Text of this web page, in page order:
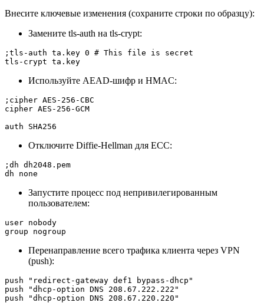
Внесите ключевые изменения (сохраните строки по образцу):
Замените tls-auth на tls-crypt:
;tls-auth ta.key 0 # This file is secret
tls-crypt ta.key
Используйте AEAD-шифр и HMAC:
;cipher AES-256-CBC
cipher AES-256-GCM
auth SHA256
Отключите Diffie-Hellman для ECC:
;dh dh2048.pem
dh none
Запустите процесс под непривилегированным
пользователем:
user nobody
group nogroup
Перенаправление всего трафика клиента через VPN
(push):
push "redirect-gateway def1 bypass-dhcp"
push "dhcp-option DNS 208.67.222.222"
push "dhcp-option DNS 208.67.220.220"